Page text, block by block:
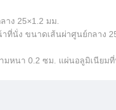
าง 25×1.2 มม.
ที่นั่ง ขนาดเส้นผ่าศูนย์กลาง
หนา 0.2 ซม. แผ่นอลูมิเนียม